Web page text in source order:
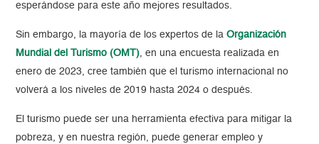
esperándose para este año mejores resultados.
Sin embargo, la mayoría de los expertos de laOrganización
Mundial del Turismo (OMT), en una encuesta realizada en
enero de 2023, cree también que el turismo internacional no
volverá a los niveles de 2019 hasta 2024 o después.
El turismo puede ser una herramienta efectiva para mitigar la
pobreza, y en nuestra región, puede generar empleo y